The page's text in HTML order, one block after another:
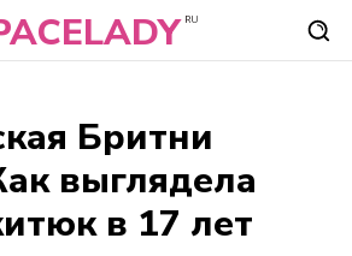
RU
Бритни
выглядела
в 17 лет